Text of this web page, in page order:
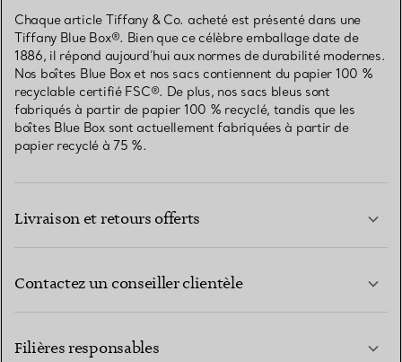
Chaque article Tiffany & Co. acheté est présenté dans une
Tiffany Blue Box®. Bien que ce célèbre emballage date de
1886, il répond aujourd’hui aux normes de durabilité modernes.
Nos boîtes Blue Box et nos sacs contiennent du papier 100 %
recyclable certifié FSC®. De plus, nos sacs bleus sont
fabriqués à partir de papier 100 % recyclé, tandis que les
boîtes Blue Box sont actuellement fabriquées à partir de
papier recyclé à 75 %.
Livraison et retours offerts
Contactez un conseiller clientèle
Filières responsables